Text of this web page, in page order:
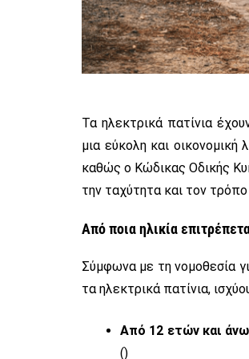
Τα ηλεκτρικά πατίνια
μια εύκολη και
καθώς ο Κώδικας Οδικής
την ταχύτητα και τον
Από ποια ηλικία
Σύμφωνα με τη νομοθεσία
τα ηλεκτρικά πατίνια,
Από 12 ετών και άνω
()